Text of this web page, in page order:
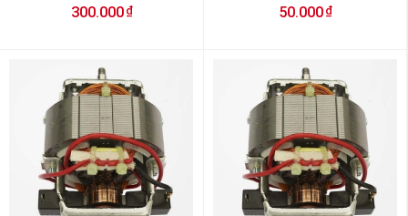
300.000 ₫ 50.000 ₫